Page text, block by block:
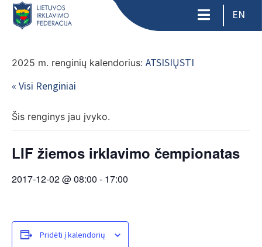
EN
2025 m. renginių kalendorius: ATSISIŲSTI
« Visi Renginiai
Šis renginys jau įvyko.
LIF žiemos irklavimo čempionatas
2017-12-02 @ 08:00 - 17:00
Pridėti į kalendorių